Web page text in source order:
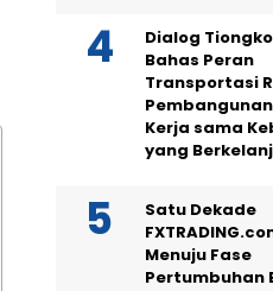
Dialog
Bahas Peran
Transportasi
Kerja sama
yang
Satu Dekade
Menuju Fase
Pertumbuhan